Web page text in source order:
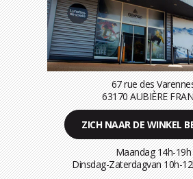
67 rue des
63170 AUBIÈRE
ZICH NAAR DE WINKEL
Maandag 14h-19h
Dinsdag-Zaterdagvan 10h-